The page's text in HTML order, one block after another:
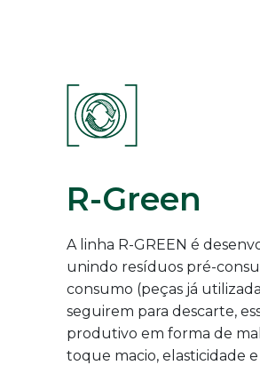
R-Green
A linha R-GREEN é
unindo resíduos pré-
consumo (peças já
seguirem para descarte,
produtivo em forma de
toque macio, elasticidade